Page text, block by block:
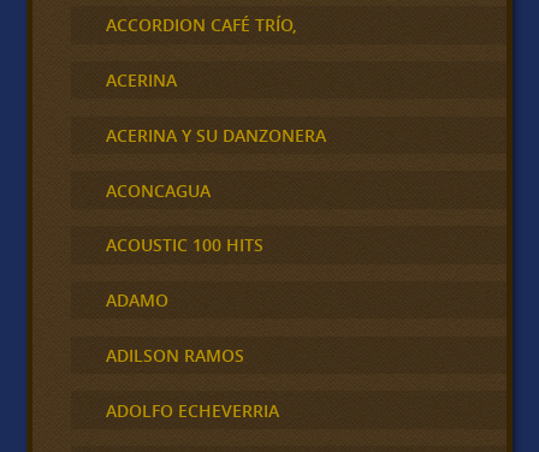
ACCORDION CAFÉ TRÍO,
ACERINA
ACERINA Y SU DANZONERA
ACONCAGUA
ACOUSTIC 100 HITS
ADAMO
ADILSON RAMOS
ADOLFO ECHEVERRIA